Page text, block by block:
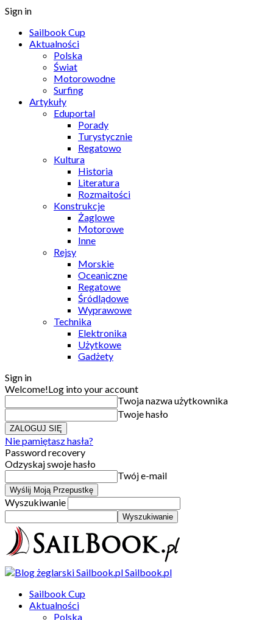
Sign in
Sailbook Cup
Aktualności
Polska
Świat
Motorowodne
Surfing
Artykuły
Eduportal
Porady
Turystycznie
Regatowo
Kultura
Historia
Literatura
Rozmaitości
Konstrukcje
Żaglowe
Motorowe
Inne
Rejsy
Morskie
Oceaniczne
Regatowe
Śródlądowe
Wyprawowe
Technika
Elektronika
Użytkowe
Gadżety
Sign in
Welcome!Log into your account
Twoja nazwa użytkownika
Twoje hasło
Nie pamiętasz hasła?
Password recovery
Odzyskaj swoje hasło
Twój e-mail
Wyszukiwanie
Sailbook.pl
Sailbook Cup
Aktualności
Polska